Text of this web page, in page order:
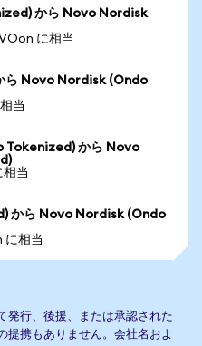
から Novo Nordisk
に相当
ら Novo Nordisk (Ondo
当
Tokenized) から Novo
相当
から Novo Nordisk (Ondo
に相当
行、後援、または承認された
携もありません。会社名およ